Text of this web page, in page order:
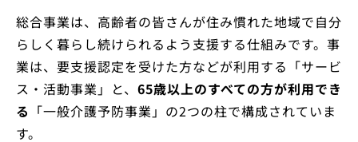
総合事業は、高齢者の皆さんが住み慣れた地域で自分
らしく暮らし続けられるよう支援する仕組みです。事
業は、要支援認定を受けた方などが利用する「サービ
ス・活動事業」と、 65歳以上のすべての方が利用でき
る 「一般介護予防事業」の2つの柱で構成されていま
す。